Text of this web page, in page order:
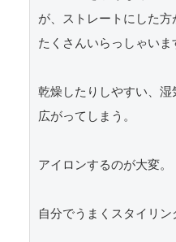
が、ストレートにした
たくさんいらっしゃいま
乾燥したりしやすい、
広がってしまう。
アイロンするのが大変。
自分でうまくスタイリン